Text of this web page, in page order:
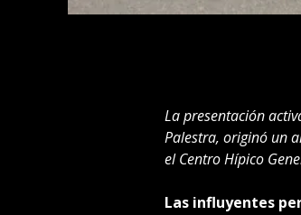
La presentación
Palestra, originó un
el Centro Hípico
Las influyentes